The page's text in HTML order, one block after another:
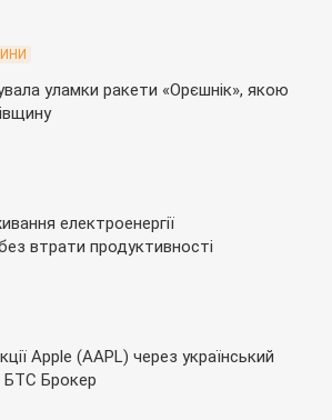
уламки ракети «Орєшнік», якою
електроенергії
втрати продуктивності
Apple (AAPL) через український
БТС Брокер